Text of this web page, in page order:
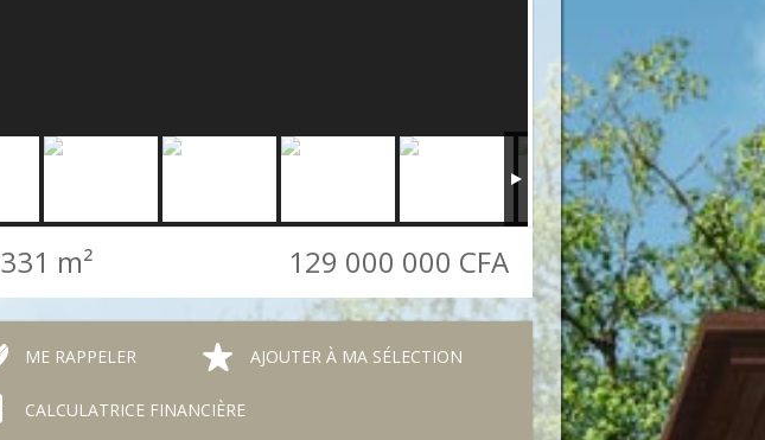
331 m² 129 000 000 CFA
ME RAPPELER AJOUTER À MA SÉLECTION
CALCULATRICE FINANCIÈRE